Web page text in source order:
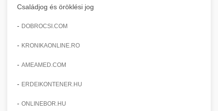
Családjog és öröklési jog
- DOBROCSI.COM
- KRONIKAONLINE.RO
- AMEAMED.COM
- ERDEIKONTENER.HU
- ONLINEBOR.HU